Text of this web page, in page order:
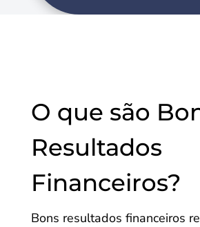
O que são
Resultados
Financeiros?
Bons resultados financeiros